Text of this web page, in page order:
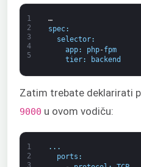
1
2
3
4
5
…
spec:
selector:
app: php-fpm
tier: backend
Zatim trebate deklarirati
9000 u ovom vodiču:
1
2
3
. . .
ports :